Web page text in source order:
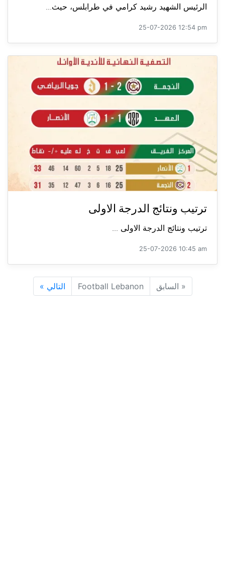
الرئيس الشهيد رشيد كرامي في طرابلس، حيث...
25-07-2026 12:54 pm
ترتيب ونتائج الدرجة الاولى
ترتيب ونتائج الدرجة الاولى ...
25-07-2026 10:45 am
« السابق Football Lebanon التالي »